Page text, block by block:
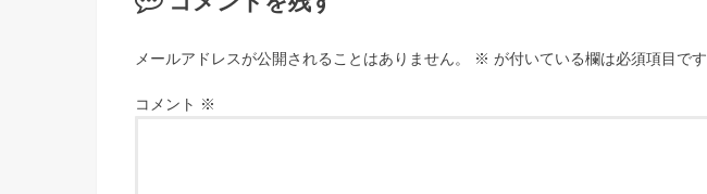
メールアドレスが公開されることはありません。 ※ が付いている欄は必須項目です
コメント ※